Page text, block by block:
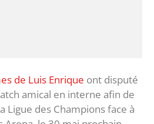
de Luis Enrique ont disputé
amical en interne afin de
Ligue des Champions face à